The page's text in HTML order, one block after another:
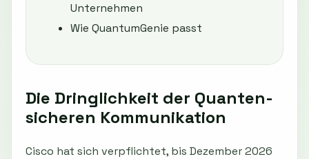
Unternehmen
Wie QuantumGenie passt
Die Dringlichkeit der Quanten-
sicheren Kommunikation
Cisco hat sich verpflichtet, bis Dezember 2026